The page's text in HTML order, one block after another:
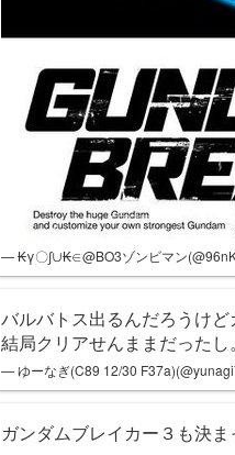
— ₭γ〇∫∪₭∈@BO3ゾンビマン
バルバトス出るんだろうけ
結局クリアせんままだったし。
— ゆーなぎ(C89 12/30
ガンダムブレイカー３も決